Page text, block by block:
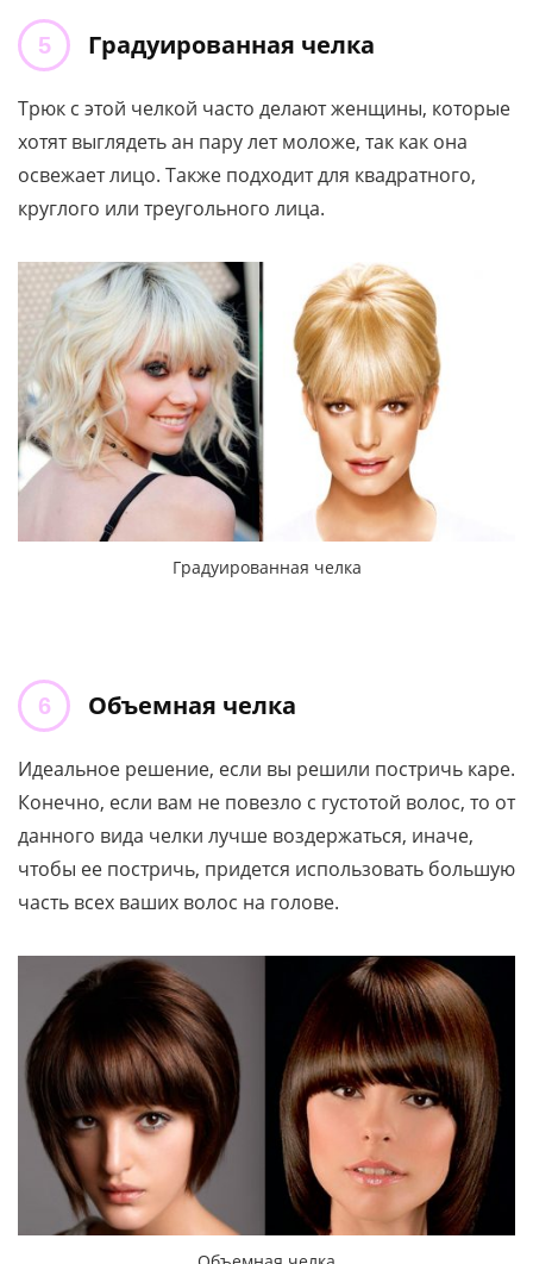
Градуированная челка
Трюк с этой челкой часто делают женщины, которые
хотят выглядеть ан пару лет моложе, так как она
освежает лицо. Также подходит для квадратного,
круглого или треугольного лица.
Градуированная челка
Объемная челка
Идеальное решение, если вы решили постричь каре.
Конечно, если вам не повезло с густотой волос, то от
данного вида челки лучше воздержаться, иначе,
чтобы ее постричь, придется использовать большую
часть всех ваших волос на голове.